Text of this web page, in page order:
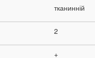
тканинній
2
+